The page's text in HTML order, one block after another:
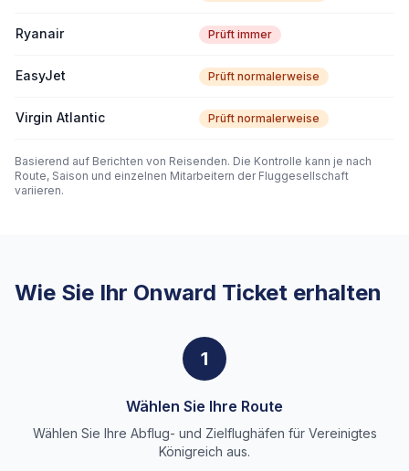
Ryanair Prüft immer
EasyJet Prüft normalerweise
Virgin Atlantic Prüft normalerweise
Basierend auf Berichten von Reisenden. Die Kontrolle kann je nach
Route, Saison und einzelnen Mitarbeitern der Fluggesellschaft
variieren.
Wie Sie Ihr Onward Ticket erhalten
1
Wählen Sie Ihre Route
Wählen Sie Ihre Abflug- und Zielflughäfen für Vereinigtes
Königreich aus.